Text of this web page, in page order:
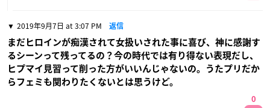
2019年9月7日 at 3:07 PM 返信
まだヒロインが痴漢されて女扱いされた事に喜び、神に感謝す
るシーンって残ってるの？今の時代では有り得ない表現だし、
ヒプマイ見習って削った方がいいんじゃないの。うたプリだか
らフェミも関わりたくないとは思うけど。
0